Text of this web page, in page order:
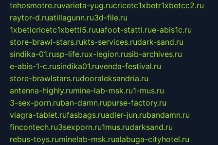
tehosmotre.ruvarieta-yug.rucricetc1xbetr1xbetcc2.ru
raytor-d.ruatillagunn.ru3d-file.ru
1xbeticricetc1xbetti5.ruuafoot-statti.rue-abis1c.ru
store-brawl-stars.rukts-services.rudark-sand.ru
sindika-01.rusp-life.rux-legion.rusib-archives.ru
e-abis-1-c.rusindika01.ruvenda-festival.ru
store-brawlstars.rudooraleksandria.ru
antenna-highly.rumine-lab-msk.ru1-mus.ru
3-sex-porn.ruban-damn.rupurse-factory.ru
viagra-tablet.rufasbags.ruadler-jun.rubandamn.ru
fincontech.ru3sexporn.ru1mus.rudarksand.ru
rebus-toys.ruminelab-msk.rualabuga-cityhotel.ru